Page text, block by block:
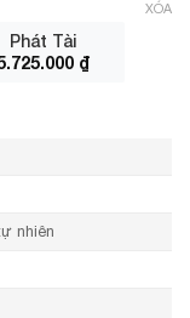
Phát Tài
₫
XÓA
nhiên